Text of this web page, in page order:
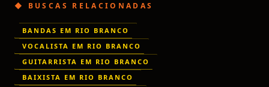
◆ BUSCAS RELACIONADAS
BANDAS EM RIO BRANCO
VOCALISTA EM RIO BRANCO
GUITARRISTA EM RIO BRANCO
BAIXISTA EM RIO BRANCO